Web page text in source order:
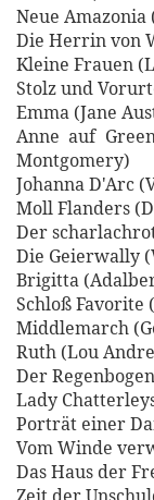
Neue
Die Herrin von
Kleine Frauen
Stolz und
Emma (Jane
Anne auf
Montgomery)
Johanna D'Arc
Moll Flanders
Der
Die Geierwally
Brigitta
Schloß Favorite
Middlemarch
Ruth (Lou
Der
Lady
Porträt einer
Vom Winde
Das Haus der